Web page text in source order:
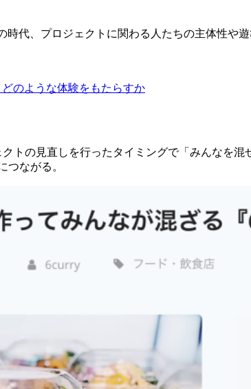
代、プロジェクトに関わる人たちの主体性や
のような体験をもたらすか
トの見直しを行ったタイミングで「みんなを混
つながる。